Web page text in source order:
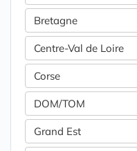
Bretagne
Centre-Val de Loire
Corse
DOM/TOM
Grand Est